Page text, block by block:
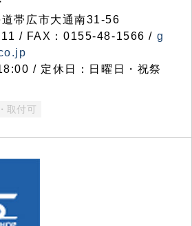
帯広市大通南31-56
/ FAX：0155-48-1566 / g
/ 定休日：日曜日・祝祭
取付可